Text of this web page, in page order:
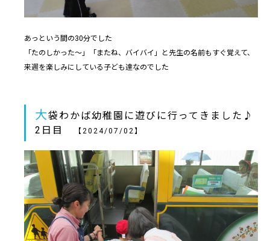
あっという間の30分でした
「たのしかった～」「またね、バイバイ」と先生の名前もすぐ覚えて、
来週を楽しみにしている子ども達なのでした
大袋わかば幼稚園に遊びに行ってきました♪
2日目
【2024/07/02】